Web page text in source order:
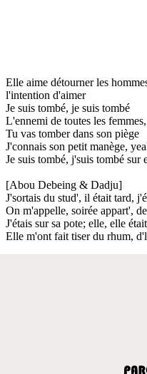
Elle aime détourner les
l'intention d'aimer
Je suis tombé, je suis tombé
L'ennemi de toutes les
Tu vas tomber dans son piège
J'connais son petit manège,
Je suis tombé, j'suis tombé sur
[Abou Debeing & Dadju]
J'sortais du stud', il était tard,
On m'appelle, soirée appart',
J'étais sur sa pote; elle, elle
Elle m'ont fait tiser du rhum,